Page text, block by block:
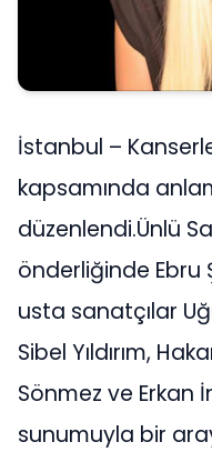
İstanbul –
kapsamında
düzenlendi.Ünlü
önderliğinde Ebru
usta sanatçılar
Sibel Yıldırım,
Sönmez ve Erkan
sunumuyla bir